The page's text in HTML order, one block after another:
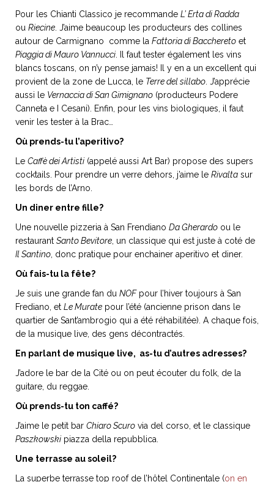
Pour les Chianti Classico je recommande L’ Erta di Radda
ou Riecine . J’aime beaucoup les producteurs des collines
autour de Carmignano comme la Fattoria di Bacchereto et
Piaggia di Mauro Vannucci. Il faut tester également les vins
blancs toscans, on n’y pense jamais! Il y en a un excellent qui
provient de la zone de Lucca, le Terre del sillabo . J’apprécie
aussi le Vernaccia di San Gimignano (producteurs Podere
Canneta e I Cesani). Enfin, pour les vins biologiques, il faut
venir les tester à la Brac…
Où prends-tu l’aperitivo?
Le Caffè dei Artisti(appelé aussi Art Bar) propose des supers
cocktails. Pour prendre un verre dehors, j’aime le Rivalta sur
les bords de l’Arno.
Un diner entre fille?
Une nouvelle pizzeria à San Frendiano Da Gherardo ou le
restaurant Santo Bevitore , un classique qui est juste à coté de
Il Santino , donc pratique pour enchainer aperitivo et diner.
Où fais-tu la fête?
Je suis une grande fan du NOFpour l’hiver toujours à San
Frediano, et Le Murate pour l’été (ancienne prison dans le
quartier de Sant’ambrogio qui a été réhabilitée). A chaque fois,
de la musique live, des gens décontractés.
En parlant de musique live, as-tu d’autres adresses?
J’adore le bar de la Cité ou on peut écouter du folk, de la
guitare, du reggae.
Où prends-tu ton caffé?
J’aime le petit bar Chiaro Scuro via del corso, et le classique
Paszkowskipiazza della repubblica.
Une terrasse au soleil?
La superbe terrasse top roof de l’hôtel Continentale (on en